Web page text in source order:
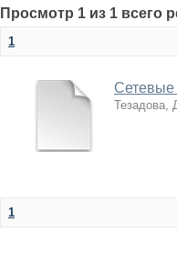
Просмотр 1 из 1 всего
1
Сетевые
Тезадова,
1